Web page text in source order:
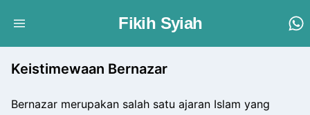
Fikih Syiah
Keistimewaan Bernazar
Bernazar merupakan salah satu ajaran Islam yang